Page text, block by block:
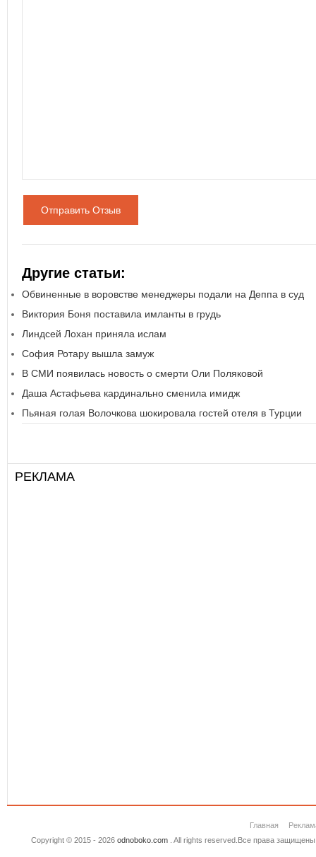
Отправить Отзыв
Другие статьи:
Обвиненные в воровстве менеджеры подали на Деппа в суд
Виктория Боня поставила имланты в грудь
Линдсей Лохан приняла ислам
София Ротару вышла замуж
В СМИ появилась новость о смерти Оли Поляковой
Даша Астафьева кардинально сменила имидж
Пьяная голая Волочкова шокировала гостей отеля в Турции
РЕКЛАМА
Главная
Copyright © 2015 - 2026 odnoboko.com. All rights reserved.Все права защищены.